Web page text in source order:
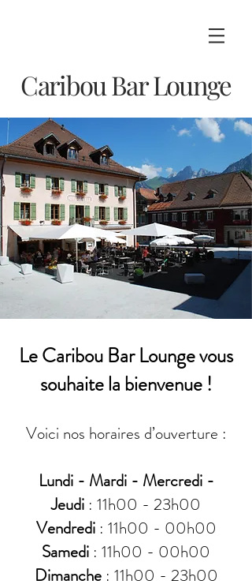
Caribou Bar Lounge
Le Caribou Bar Lounge vous
souhaite la bienvenue !
Voici nos horaires d’ouverture :
Lundi - Mardi - Mercredi -
Jeudi : 11h00 - 23h00
Vendredi : 11h00 - 00h00
Samedi : 11h00 - 00h00
Dimanche : 11h00 - 23h00